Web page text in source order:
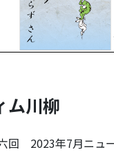
ム川柳
回 2023年7月ニュ